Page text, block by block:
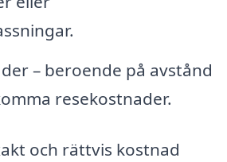
– beroende på avstånd
resekostnader.
och rättvis kostnad